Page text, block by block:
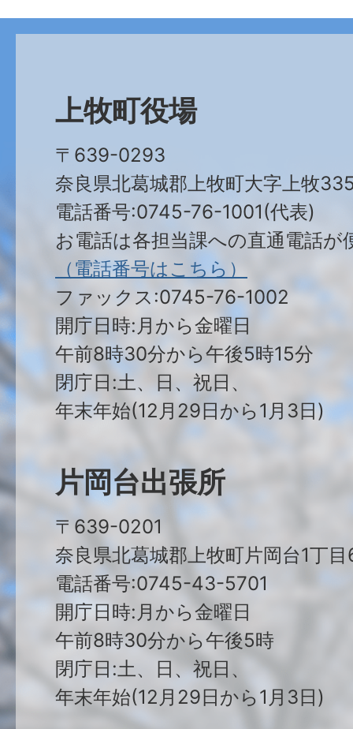
上牧町役場
〒639-0293
奈良県北葛城郡上牧町大字上牧
電話番号:0745-76-1001(代表)
お電話は各担当課への直通電話が
（電話番号はこちら）
ファックス:0745-76-1002
開庁日時:月から金曜日
午前8時30分から午後5時15分
閉庁日:土、日、祝日、
年末年始(12月29日から1月3日)
片岡台出張所
〒639-0201
奈良県北葛城郡上牧町片岡台1丁目
電話番号:0745-43-5701
開庁日時:月から金曜日
午前8時30分から午後5時
閉庁日:土、日、祝日、
年末年始(12月29日から1月3日)